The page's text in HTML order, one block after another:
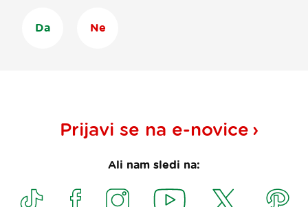
Da Ne
Prijavi se na e-novice
Ali nam sledi na: